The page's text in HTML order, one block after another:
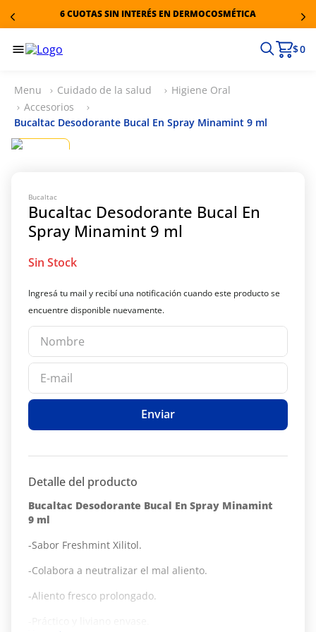
6 CUOTAS SIN INTERÉS EN DERMOCOSMÉTICA
$ 0
Cuidado de la salud
Higiene Oral
Accesorios
Bucaltac Desodorante Bucal En Spray Minamint 9 ml
Bucaltac
Bucaltac Desodorante Bucal En
Spray Minamint 9 ml
Enviar
Detalle del producto
Bucaltac Desodorante Bucal En Spray Minamint
9 ml
-Sabor Freshmint Xilitol.
-Colabora a neutralizar el mal aliento.
-Aliento fresco prolongado.